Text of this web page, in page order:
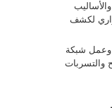
لكشف
وعمل شبكة
والتسربات